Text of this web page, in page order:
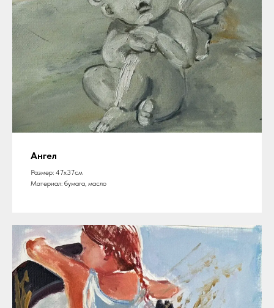
Ангел
Размер: 47х37см
Материал: бумага, масло